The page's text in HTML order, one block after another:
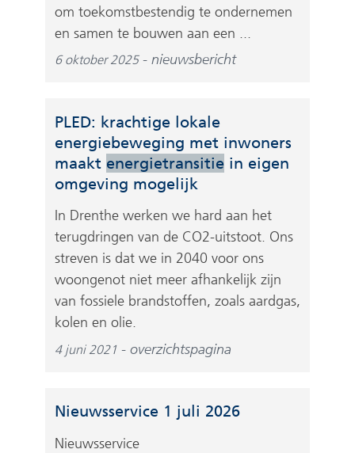
om toekomstbestendig te ondernemen
en samen te bouwen aan een ...
6 oktober 2025 nieuwsbericht
PLED: krachtige lokale
energiebeweging met inwoners
maakt energietransitiein eigen
omgeving mogelijk
In Drenthe werken we hard aan het
terugdringen van de CO2-uitstoot. Ons
streven is dat we in 2040 voor ons
woongenot niet meer afhankelijk zijn
van fossiele brandstoffen, zoals aardgas,
kolen en olie.
4 juni 2021 overzichtspagina
Nieuwsservice 1 juli 2026
Nieuwsservice